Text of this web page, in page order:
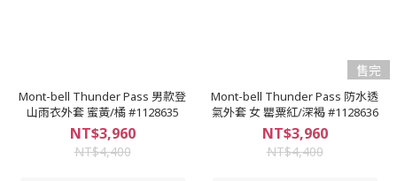
Mont-bell Thunder Pass 男款登
山雨衣外套 蜜黃/橘 #1128635
NT$3,960
NT$4,400
售完
Mont-bell Thunder Pass 防水透
氣外套 女 罌粟紅/深褐 #1128636
NT$3,960
NT$4,400